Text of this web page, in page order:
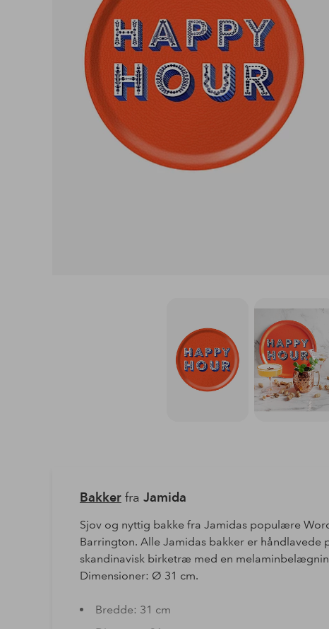
Bakkerfra Jamida
Sjov og nyttig bakke fra Jamidas populære
Barrington. Alle Jamidas bakker er håndlavede
skandinavisk birketræ med en
Dimensioner: Ø 31 cm.
Bredde: 31 cm